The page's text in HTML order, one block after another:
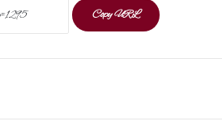
Copy URL